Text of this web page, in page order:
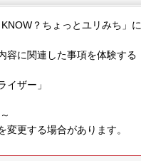
？ちょっとユリみち」に
容に関連した事項を体験する
ザー」
更する場合があります。